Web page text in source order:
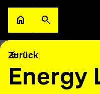
Zum Hauptinhalt springen
homeZur Startseite
searchSuche öffnen
arrow_back
Zurück
Energy